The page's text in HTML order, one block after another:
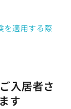
を適用する際
入居者さ
す